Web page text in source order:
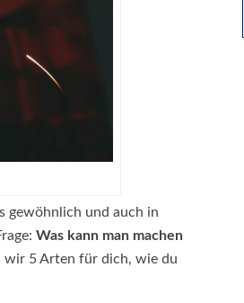
gewöhnlich und auch in
Was kann man machen
wir 5 Arten für dich, wie du